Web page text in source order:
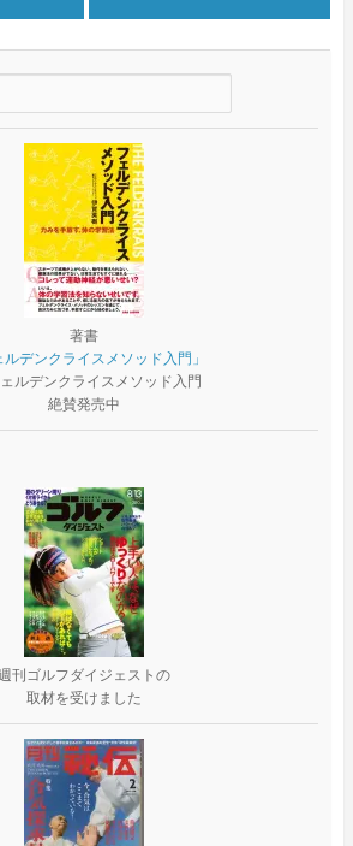
著書
ルデンクライスメソッド入門」
絶賛発売中
刊ゴルフダイジェストの
取材を受けました